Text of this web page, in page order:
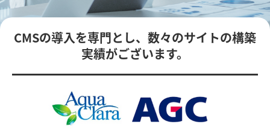
CMSの導入を専門とし、数々のサイトの構築
実績がございます。